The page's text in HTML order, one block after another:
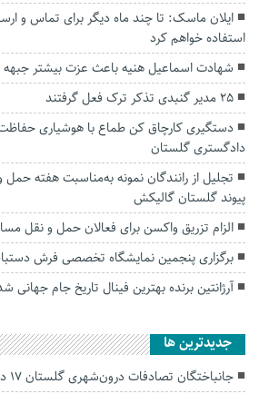
ایلان ماسک: تا چند ماه دیگر برای تماس و
استفاده خواهم کرد
شهادت‌ اسماعیل هنیه باعث عزت بیشتر
۲۵ مدیر گنبدی تذکر ترک فعل گرفتند
دستگیری کارچاق کن طماع با هوشیاری
دادگستری گلستان
تجلیل از رانندگان نمونه به‌مناسبت هفته
پیوند گلستان گالیکش
الزام تزریق واکسن برای فعالان حمل و نقل
برگزاری پنجمین نمایشگاه تخصصی فرش
آرژانتین برنده بهترین فینال تاریخ جام جهانی
جديدترين ها
جانباختگان تصادفات درون‌شهری گلستان ۱۷ درصد کاهش یافت